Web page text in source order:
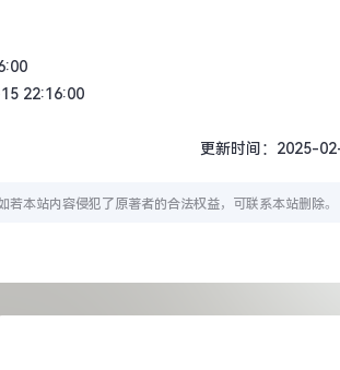
22:16:00
更新时间：2025-
本站内容侵犯了原著者的合法权益，可联系本站删除。